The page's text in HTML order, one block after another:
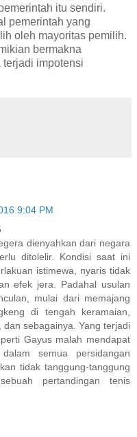
itu sendiri.
pemerintah yang
oleh mayoritas pemilih.
bermakna
impotensi
9:04 PM
dienyahkan dari negara
ditolelir. Kondisi saat ini
istimewa, nyaris tidak
efek jera. Padahal usulan
mulai dari memajang
di tengah keramaian,
sebagainya. Yang terjadi
Gayus malah mendapat
semua persidangan
tidak tanggung-tanggung
pertandingan tenis